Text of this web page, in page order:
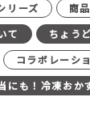
リーズ
商
て
ちょう
コラボレーシ
にも！冷凍おか